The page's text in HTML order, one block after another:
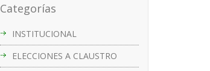
Categorías
INSTITUCIONAL
ELECCIONES A CLAUSTRO